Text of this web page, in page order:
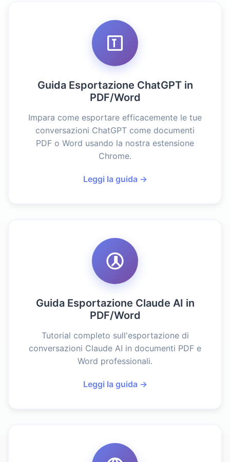
Guida Esportazione ChatGPT in
PDF/Word
Impara come esportare efficacemente le tue
conversazioni ChatGPT come documenti
PDF o Word usando la nostra estensione
Chrome.
Leggi la guida →
Guida Esportazione Claude AI in
PDF/Word
Tutorial completo sull'esportazione di
conversazioni Claude AI in documenti PDF e
Word professionali.
Leggi la guida →